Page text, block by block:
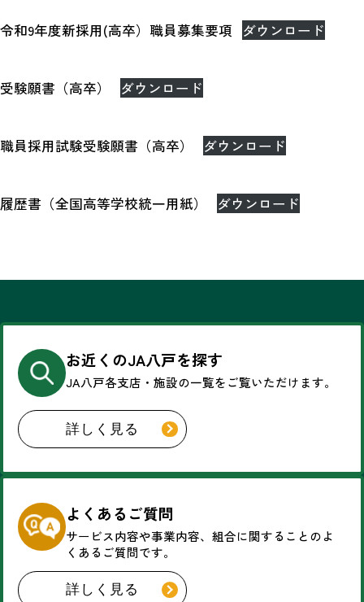
令和9年度新採用(高卒）職員募集要項 ダウンロード
受験願書（高卒） ダウンロード
職員採用試験受験願書（高卒） ダウンロード
履歴書（全国高等学校統一用紙） ダウンロード
お近くのJA八戸を探す
JA八戸各支店・施設の一覧をご覧いただけます。
詳しく見る
よくあるご質問
サービス内容や事業内容、組合に関することのよ
くあるご質問です。
詳しく見る